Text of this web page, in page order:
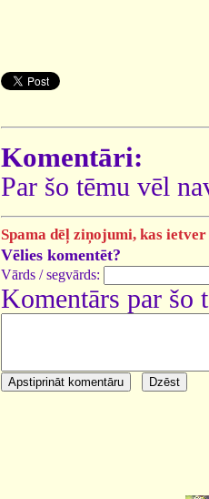
Komentāri:
Par šo tēmu vēl
Spama dēļ ziņojumi, kas
Vēlies komentēt?
Vārds / segvārds:
Komentārs par šo